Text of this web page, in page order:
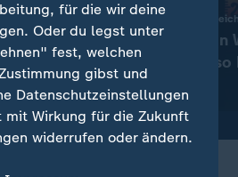
bei der
Seit Beginn der
Hitzerekorde in
Juni und Juli so
mit Video 0:44
für die wir deine
Oder du legst unter
fest, welchen
gibst und
Datenschutzeinstellungen
mit Wirkung für die Zukunft
widerrufen oder ändern.